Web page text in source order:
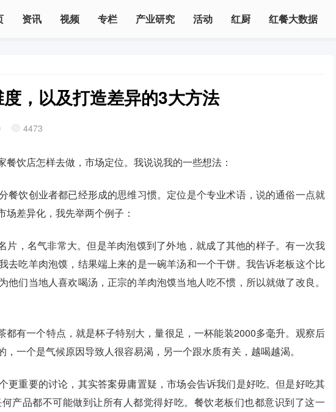
资讯 视频 专栏 产业研究 活动 红厨 红餐大数据
，以及打造差异的3大方法
4473
饮店怎样去做，市场定位。我说说我的一些想法：
餐饮创业者都已经形成的思维习惯。定位是个专业术语，说的通俗一点就
差异化，我先举两个例子：
片，名气非常大。但是羊肉泡馍到了外地，就成了其他的样子。有一次我
去吃羊肉泡馍，结果端上来的是一碗羊汤和一个干饼。我告诉老板这个比
们当地人喜欢喝汤，正宗的羊肉泡馍当地人吃不惯，所以就做了改良。
都有一个特点，就是杯子特别大，量很足，一杯能装2000多毫升。观察后
一个是气候原因导致人很容易渴，另一个跟水质有关，越喝越渴。
更重要的讨论，其实答案毋庸置疑，市场会告诉我们是好吃。但是好吃其
产品都不可能做到让所有人都觉得好吃。餐饮老板们也都意识到了这一